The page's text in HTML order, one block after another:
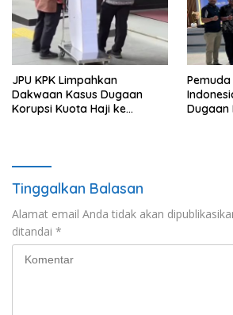
JPU KPK Limpahkan
Dakwaan Kasus Dugaan
Korupsi Kuota Haji ke
Dugaan
Tinggalkan Balasan
Alamat email Anda tidak akan
ditandai *